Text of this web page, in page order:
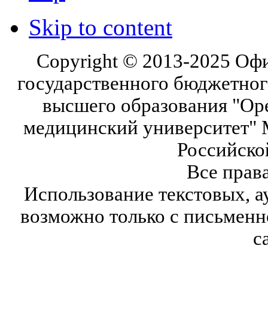
Skip to content
Copyright © 2013-2025
государственного
высшего образования
медицинский университет"
Все
Использование текстовых,
возможно только с